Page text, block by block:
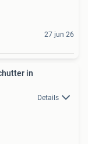
27 jun 26
in
Details